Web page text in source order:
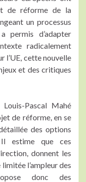
de réforme de la
un processus
d’adapter
radicalement
l’UE, cette nouvelle
et des critiques
Pascal Mahé
de réforme, en se
des options
Il estime que ces
donnent les
l’ampleur des
donc des